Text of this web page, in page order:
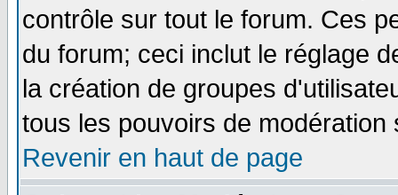
contrôle sur tout le forum. Ces
du forum; ceci inclut le réglage
la création de groupes
tous les pouvoirs de modération
Revenir en haut de page